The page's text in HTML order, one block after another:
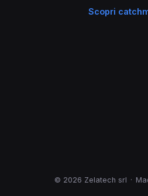
Scopri
© 2026 Zelatech srl ·